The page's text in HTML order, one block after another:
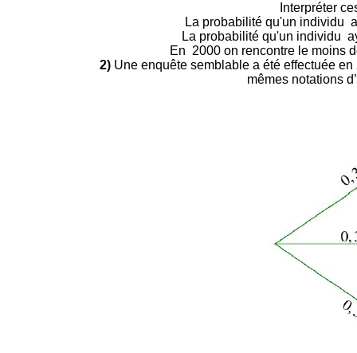
Interpréter
La probabilité qu'un individu
La probabilité qu'un individu
En 2000 on rencontre le moins
2) Une enquête semblable a été effectuée
mêmes notations